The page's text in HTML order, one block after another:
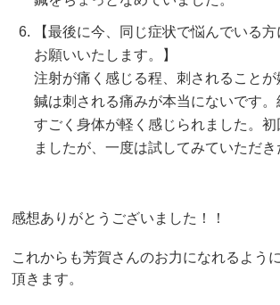
【最後に今、同じ症状で悩んでいる
お願いいたします。】
注射が痛く感じる程、刺されることが
鍼は刺される痛みが本当にないです。
すごく身体が軽く感じられました。初
ましたが、一度は試してみていただき
感想ありがとうございました！！
これからも芳賀さんのお力になれるよう
頂きます。